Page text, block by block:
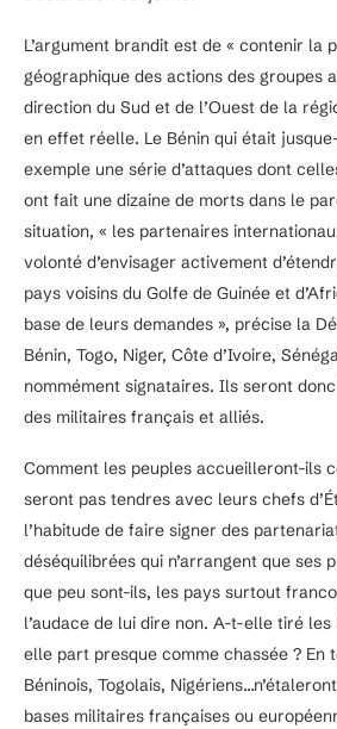
L’argument brandit est de « contenir la
géographique des actions des groupes
direction du Sud et de l’Ouest de la
en effet réelle. Le Bénin qui était
exemple une série d’attaques dont
ont fait une dizaine de morts dans le
situation, « les partenaires
volonté d’envisager activement
pays voisins du Golfe de Guinée et
base de leurs demandes », précise la
Bénin, Togo, Niger, Côte d’Ivoire,
nommément signataires. Ils seront
des militaires français et alliés.
Comment les peuples accueilleront-ils
seront pas tendres avec leurs chefs
l’habitude de faire signer des
déséquilibrées qui n’arrangent que ses
que peu sont-ils, les pays surtout
l’audace de lui dire non. A-t-elle tiré les
elle part presque comme chassée ? En
Béninois, Togolais,
bases militaires françaises ou